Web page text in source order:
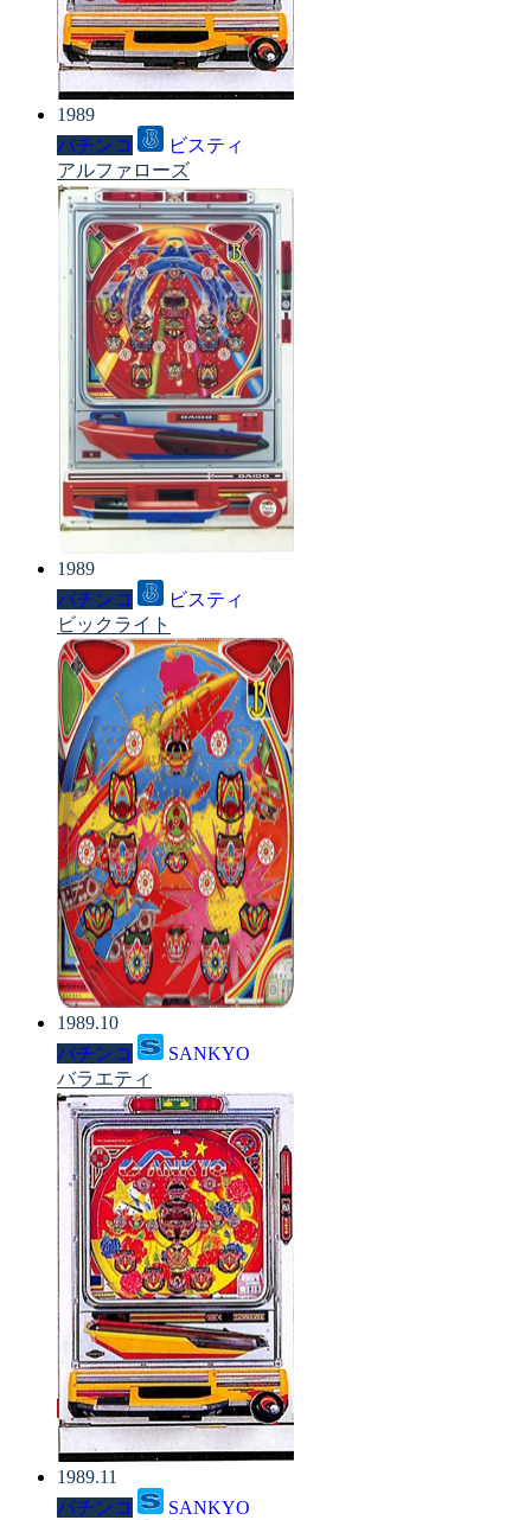
1989
パチンコ
ビスティ
アルファローズ
1989
パチンコ
ビスティ
ビックライト
1989.10
パチンコ
SANKYO
バラエティ
1989.11
パチンコ
SANKYO